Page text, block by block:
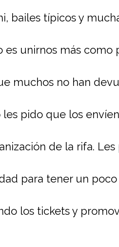
bailes típicos y
unirnos más como
muchos no han
pido que los
de la rifa.
para tener un
los tickets y